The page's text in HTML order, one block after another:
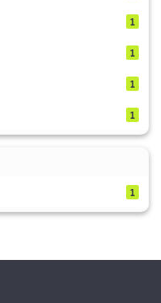
1
1
1
1
1